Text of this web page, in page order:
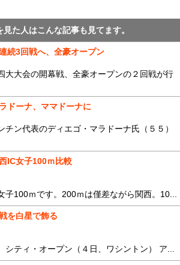
見た人はこんな記事も見てます。
続3回戦へ、全豪オープン
大大会の開幕戦、全豪オープンの２回戦が行
ドーナ、ママドーナに
チン代表のディエゴ・マラドーナ氏（５５）
IC女子100ｍ比較
子100ｍです。200ｍは僅差ながら関西。10...
を白星で飾る
ティ・オープン（４日、ワシントン） ア...